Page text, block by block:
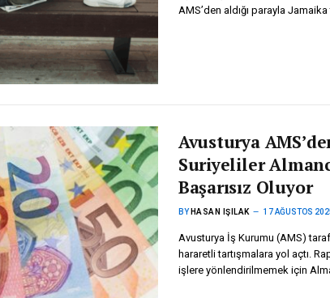
AMS’den aldığı parayla
Avusturya
Suriyeliler
Başarısız Oluyor
BY HASAN IŞILAK 17 AĞUSTOS
Avusturya İş Kurumu (AMS)
hararetli tartışmalara yol açtı.
işlere yönlendirilmemek için